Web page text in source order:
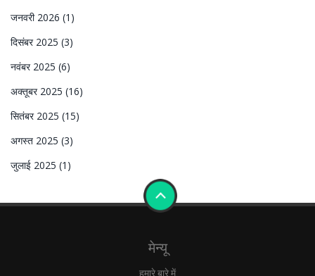
जनवरी 2026 (1)
दिसंबर 2025 (3)
नवंबर 2025 (6)
अक्तूबर 2025 (16)
सितंबर 2025 (15)
अगस्त 2025 (3)
जुलाई 2025 (1)
मेन्यू
हमारे बारे में